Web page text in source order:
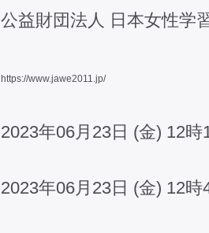
公益財団法人 日本女性学
https://www.jawe2011.jp/
2023年06月23日 (金) 12時
2023年06月23日 (金) 12時